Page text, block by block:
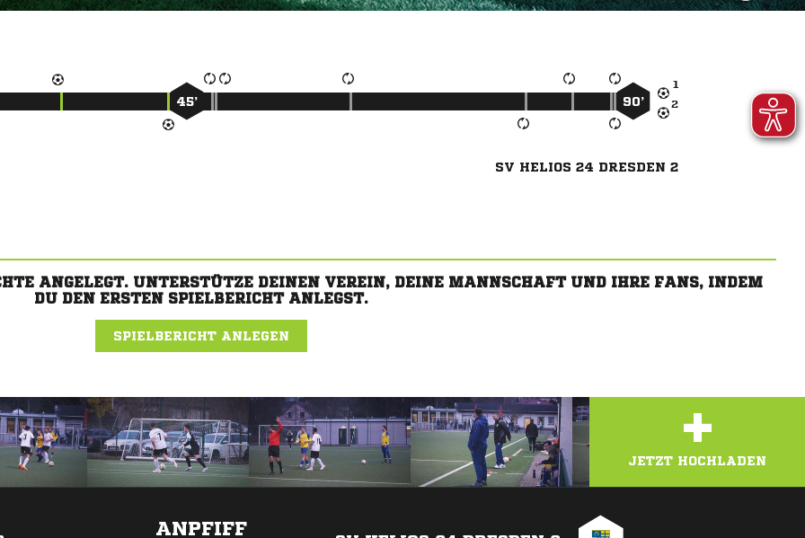


45’ 90’
SV HELIOS 24 DRESDEN 2
ANGELEGT. UNTERSTÜTZE DEINEN VEREIN, DEINE MANNSCHAFT UND IHRE FANS, INDEM
DU DEN ERSTEN SPIELBERICHT ANLEGST.
SPIELBERICHT ANLEGEN
+
JETZT HOCHLADEN
ANPFIFF